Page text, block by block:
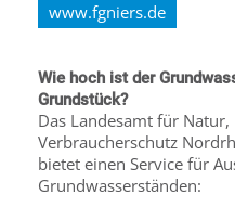
www.fgniers.de
Wie hoch ist der
Grundstück?
Das Landesamt für
Verbraucherschutz
bietet einen Service für
Grundwasserständen: